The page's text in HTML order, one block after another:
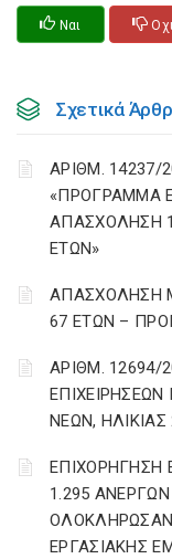
Ναι
Σχετικά
ΑΡΙΘΜ.
«ΠΡΟΓΡΑΜΜΑ
ΑΠΑΣΧΟΛΗΣΗ
ΕΤΩΝ»
ΑΠΑΣΧΟΛΗΣΗ
67 ΕΤΩΝ –
ΑΡΙΘΜ.
ΝΕΩΝ, ΗΛΙΚΙΑΣ
ΕΠΙΧΟΡΗΓΗΣΗ
1.295
ΕΡΓΑΣΙΑΚΗΣ